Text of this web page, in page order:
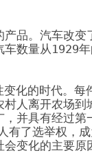
品。汽车改变
数量从1929
化的时代。每
人离开农场到
并具有经过第
有了选举权，
会变化的主要原